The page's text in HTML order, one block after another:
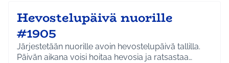
Hevostelupäivä nuorille
#1905
Järjestetään nuorille avoin hevostelupäivä tallilla.
Päivän aikana voisi hoitaa hevosia ja ratsastaa…